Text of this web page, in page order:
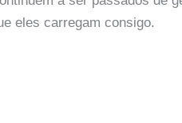
eles carregam consigo.